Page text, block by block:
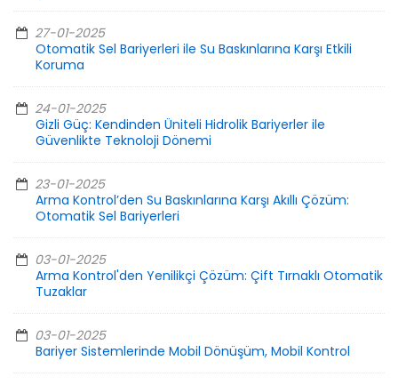
27-01-2025
Otomatik Sel Bariyerleri ile Su Baskınlarına Karşı Etkili
Koruma
24-01-2025
Gizli Güç: Kendinden Üniteli Hidrolik Bariyerler ile
Güvenlikte Teknoloji Dönemi
23-01-2025
Arma Kontrol’den Su Baskınlarına Karşı Akıllı Çözüm:
Otomatik Sel Bariyerleri
03-01-2025
Arma Kontrol'den Yenilikçi Çözüm: Çift Tırnaklı Otomatik
Tuzaklar
03-01-2025
Bariyer Sistemlerinde Mobil Dönüşüm, Mobil Kontrol